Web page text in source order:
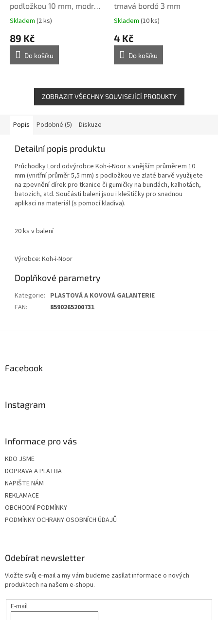
podložkou 10 mm, modrý
lak, 20 ks
Skladem (2 ks)
89 Kč
Do košíku
tmavá bordó 3 mm
Skladem (10 ks)
4 Kč
Do košíku
ZOBRAZIT VŠECHNY SOUVISEJÍCÍ PRODUKTY
Popis Podobné (5) Diskuze
Detailní popis produktu
Průchodky Lord odvýrobce Koh-i-Noor s vnějším průměrem 10
mm (vnitřní průměr 5,5 mm) s podložkou ve zlaté barvě využijete
na zpevnění dírek pro tkanice či gumičky na bundách, kalhotách,
batozích, atd. Součástí balení jsou i kleštičky pro snadnou
aplikaci na materiál (s pomocí kladiva).
20 ks v balení
Výrobce: Koh-i-Noor
Doplňkové parametry
Kategorie: PLASTOVÁ A KOVOVÁ GALANTERIE
EAN: 8590265200731
Facebook
Instagram
Informace pro vás
KDO JSME
DOPRAVA A PLATBA
NAPIŠTE NÁM
REKLAMACE
OBCHODNÍ PODMÍNKY
PODMÍNKY OCHRANY OSOBNÍCH ÚDAJŮ
Odebírat newsletter
Vložte svůj e-mail a my vám budeme zasílat informace o nových
produktech na našem e-shopu.
E-mail